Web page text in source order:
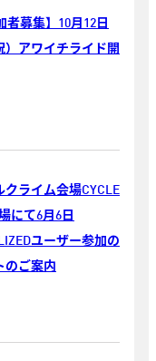
募集】10月12日
）アワイチライド開
クライム会場CYCLE
にて6月6日
ユーザー参加の
のご案内